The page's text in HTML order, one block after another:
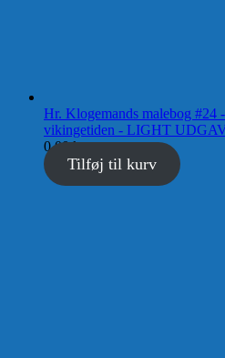
Hr. Klogemands malebog #24
vikingetiden - LIGHT
0,00kr.
Tilføj til kurv